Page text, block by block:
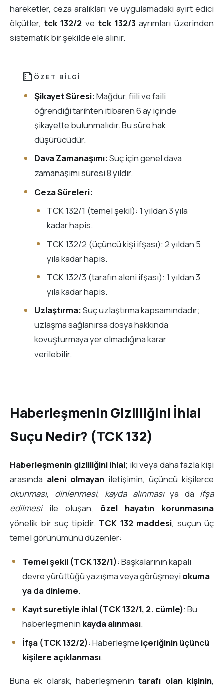
hareketler, ceza aralıkları ve uygulamadaki ayırt edici
ölçütler, tck 132/2 ve tck 132/3 ayrımları üzerinden
sistematik bir şekilde ele alınır.
summarize ÖZET BILGI
Şikayet Süresi:Mağdur, fiili ve faili
öğrendiği tarihten itibaren 6 ay içinde
şikayette bulunmalıdır. Bu süre hak
düşürücüdür.
Dava Zamanaşımı:Suç için genel dava
zamanaşımı süresi 8 yıldır.
Ceza Süreleri:
TCK 132/1 (temel şekil): 1 yıldan 3 yıla
kadar hapis.
TCK 132/2 (üçüncü kişi ifşası): 2 yıldan 5
yıla kadar hapis.
TCK 132/3 (tarafın aleni ifşası): 1 yıldan 3
yıla kadar hapis.
Uzlaştırma:Suç uzlaştırma kapsamındadır;
uzlaşma sağlanırsa dosya hakkında
kovuşturmaya yer olmadığına karar
verilebilir.
Haberleşmenin Gizliliğini İhlal
Suçu Nedir? (TCK 132)
Haberleşmenin gizliliğini ihlal; iki veya daha fazla kişi
arasında aleni olmayan iletişimin, üçüncü kişilerce
okunması, dinlenmesi, kayda alınmasıya da ifşa
edilmesiile oluşan, özel hayatın korunmasına
yönelik bir suç tipidir. TCK 132 maddesi, suçun üç
temel görünümünü düzenler:
Temel şekil (TCK 132/1): Başkalarının kapalı
devre yürüttüğü yazışma veya görüşmeyi okuma
ya da dinleme.
Kayıt suretiyle ihlal (TCK 132/1, 2. cümle): Bu
haberleşmenin kayda alınması.
İfşa (TCK 132/2): Haberleşme içeriğinin üçüncü
kişilere açıklanması.
Buna ek olarak, haberleşmenintarafı olan kişinin,